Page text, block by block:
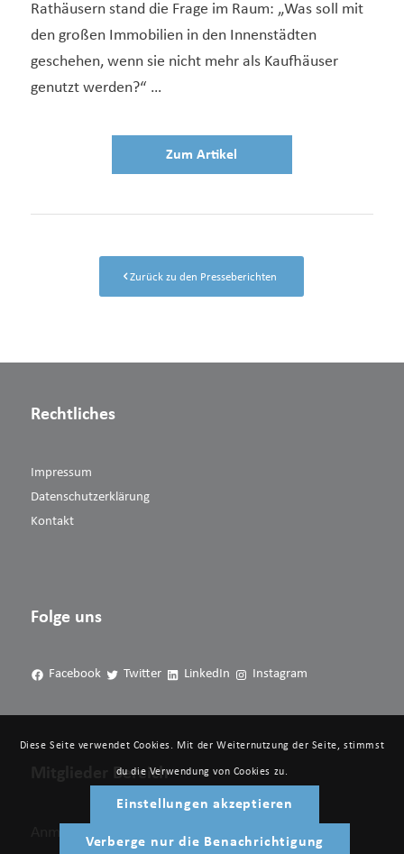
Rathäusern stand die Frage im Raum: „Was soll mit
den großen Immobilien in den Innenstädten
geschehen, wenn sie nicht mehr als Kaufhäuser
genutzt werden?“ …
Zum Artikel
Zurück zu den Presseberichten
Rechtliches
Impressum
Datenschutzerklärung
Kontakt
Folge uns
Facebook Twitter LinkedIn Instagram
Mitglieder Bereich
Anmelden
Diese Seite verwendet Cookies. Mit der Weiternutzung der Seite, stimmst
du die Verwendung von Cookies zu.
Einstellungen akzeptieren
Verberge nur die Benachrichtigung